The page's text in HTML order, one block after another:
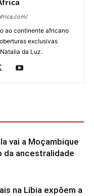
ao continente africano
exclusivas
da Luz.
vai a Moçambique
da ancestralidade
na Líbia expõem a